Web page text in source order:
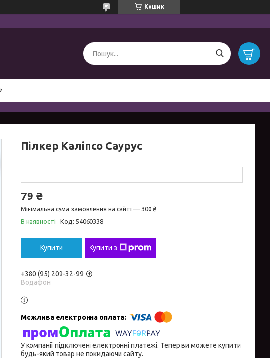
Кошик
Пілкер Каліпсо Саурус
79 ₴
Мінімальна сума замовлення на сайті — 300 ₴
В наявності
Код: 54060338
Купити Купити з
+380 (95) 209-32-99
Водафон
У компанії підключені електронні платежі. Тепер ви можете купити
будь-який товар не покидаючи сайту.